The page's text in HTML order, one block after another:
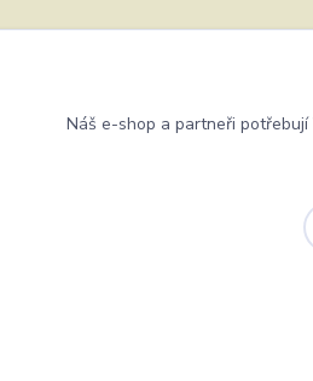
Náš e-shop a partneři potřebují